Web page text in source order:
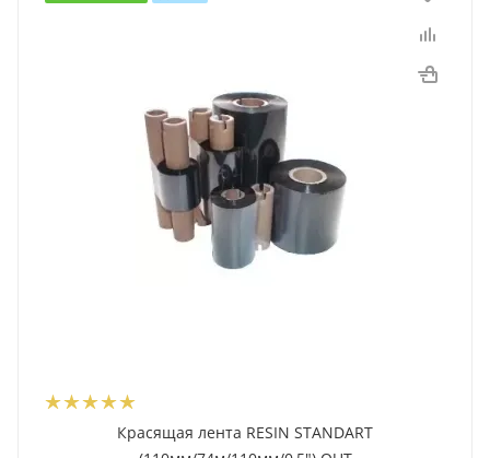
Красящая лента RESIN STANDART